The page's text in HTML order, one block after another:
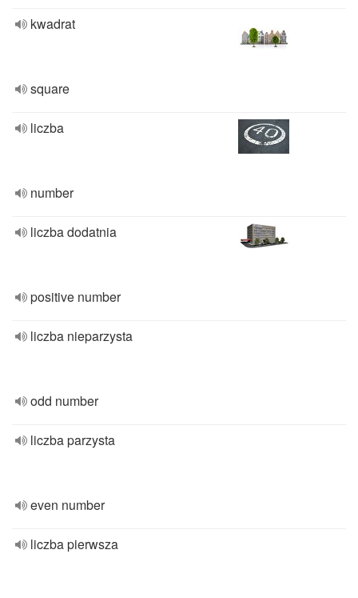
kwadrat
square
liczba
number
liczba dodatnia
positive number
liczba nieparzysta
odd number
liczba parzysta
even number
liczba pierwsza